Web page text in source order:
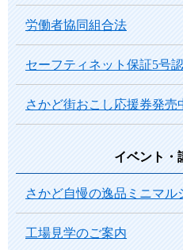
労働者協同組合法
セーフティネット保証5号
さかど街おこし応援券発売
イベント・
さかど自慢の逸品ミニマル
工場見学のご案内